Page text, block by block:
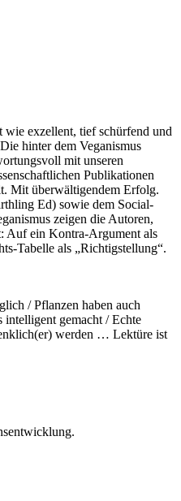
exzellent, tief schürfend und
hinter dem Veganismus
mit unseren
Publikationen
Mit überwältigendem Erfolg.
Ed) sowie dem Social-
zeigen die Autoren,
Auf ein Kontra-Argument als
Tabelle als „Richtigstellung“.
/ Pflanzen haben auch
intelligent gemacht / Echte
werden … Lektüre ist